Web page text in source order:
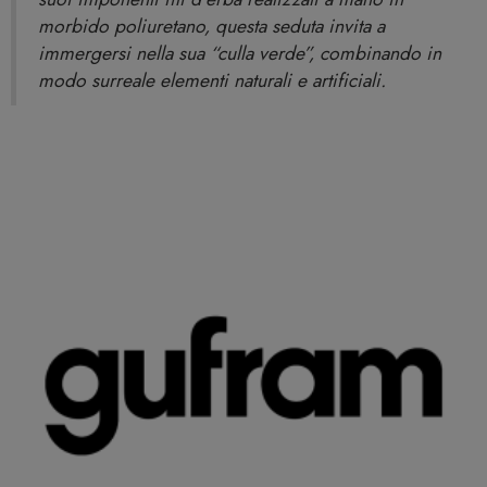
morbido poliuretano, questa seduta invita a
immergersi nella sua “culla verde”, combinando in
modo surreale elementi naturali e artificiali.